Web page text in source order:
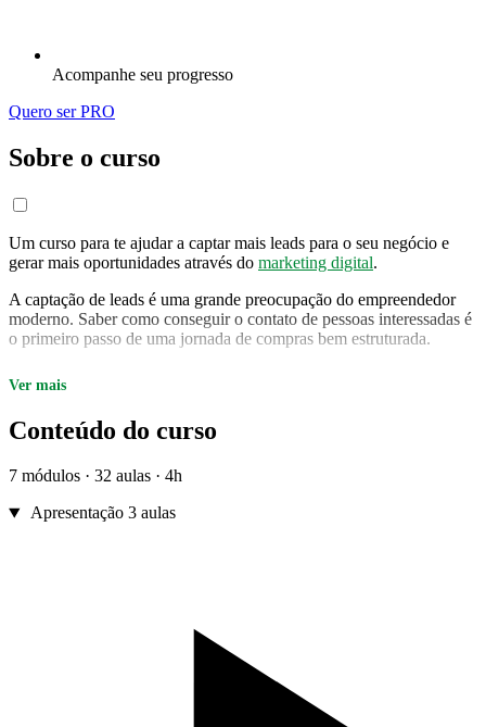
Acompanhe seu progresso
Quero ser PRO
Sobre o curso
Um curso para te ajudar a captar mais leads para o seu negócio e
gerar mais oportunidades através do marketing digital.
A captação de leads é uma grande preocupação do empreendedor
moderno. Saber como conseguir o contato de pessoas interessadas é
o primeiro passo de uma jornada de compras bem estruturada.
Neste curso, você vai aprender diferentes estratégias para gerar e
qualificar leads para seu negócio. Você verá diferentes abordagens e
Para quem é este curso:
Prestadores de serviços
Profissionais liberais
Ver mais
Conteúdo do curso
7 módulos · 32 aulas · 4h
Apresentação 3 aulas